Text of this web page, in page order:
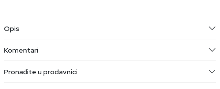
Opis
Komentari
Pronađite u prodavnici